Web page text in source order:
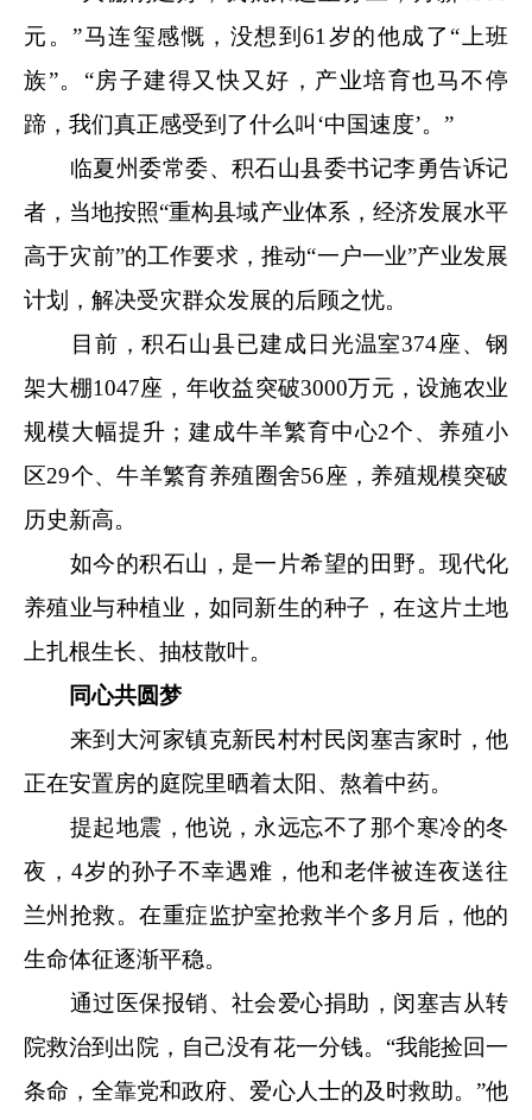
元。”马连玺感慨，没想到61岁的他成了“上班
族”。“房子建得又快又好，产业培育也马不停
蹄，我们真正感受到了什么叫‘中国速度’。”
临夏州委常委、积石山县委书记李勇告诉记
者，当地按照“重构县域产业体系，经济发展水平
高于灾前”的工作要求，推动“一户一业”产业发展
计划，解决受灾群众发展的后顾之忧。
目前，积石山县已建成日光温室374座、钢
架大棚1047座，年收益突破3000万元，设施农业
规模大幅提升；建成牛羊繁育中心2个、养殖小
区29个、牛羊繁育养殖圈舍56座，养殖规模突破
历史新高。
如今的积石山，是一片希望的田野。现代化
养殖业与种植业，如同新生的种子，在这片土地
上扎根生长、抽枝散叶。
同心共圆梦
来到大河家镇克新民村村民闵塞吉家时，他
正在安置房的庭院里晒着太阳、熬着中药。
提起地震，他说，永远忘不了那个寒冷的冬
夜，4岁的孙子不幸遇难，他和老伴被连夜送往
兰州抢救。在重症监护室抢救半个多月后，他的
生命体征逐渐平稳。
通过医保报销、社会爱心捐助，闵塞吉从转
院救治到出院，自己没有花一分钱。“我能捡回一
条命，全靠党和政府、爱心人士的及时救助。”他